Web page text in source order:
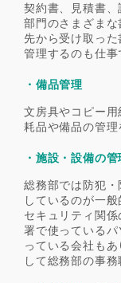
契約書、見積書
部門のさまざま
先から受け取っ
管理するのも仕事
・備品管理
文房具やコピー
耗品や備品の管理
・施設・設備の管
総務部では防犯
しているのが一
セキュリティ関
署で使っている
っている会社も
して総務部の事